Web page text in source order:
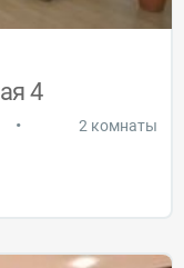
4
• 2 комнаты